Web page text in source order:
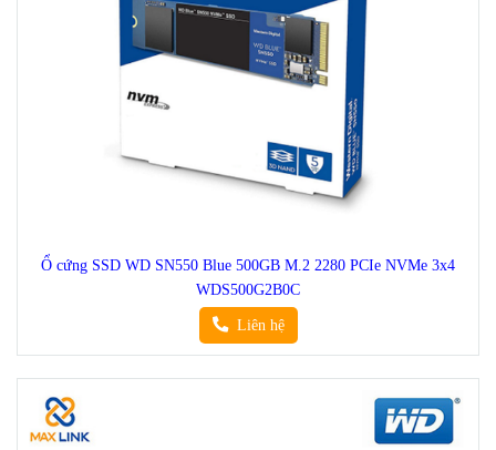
Ổ cứng SSD WD SN550 Blue 500GB M.2 2280 PCIe NVMe 3x4
WDS500G2B0C
Liên hệ